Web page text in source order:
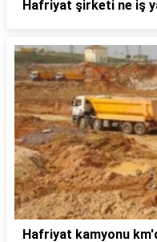
Hafriyat şirketi ne iş
Hafriyat kamyonu